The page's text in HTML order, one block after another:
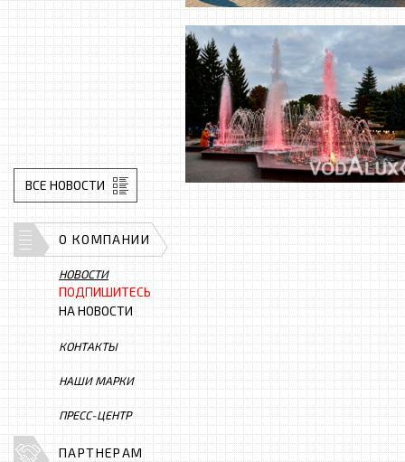
ВСЕ НОВОСТИ
О КОМПАНИИ
НОВОСТИ
ПОДПИШИТЕСЬ
НА НОВОСТИ
КОНТАКТЫ
НАШИ МАРКИ
ПРЕСС-ЦЕНТР
ПАРТНЕРАМ